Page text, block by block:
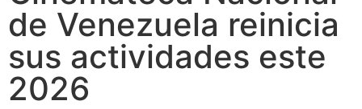
de Venezuela reinicia
sus actividades este
2026